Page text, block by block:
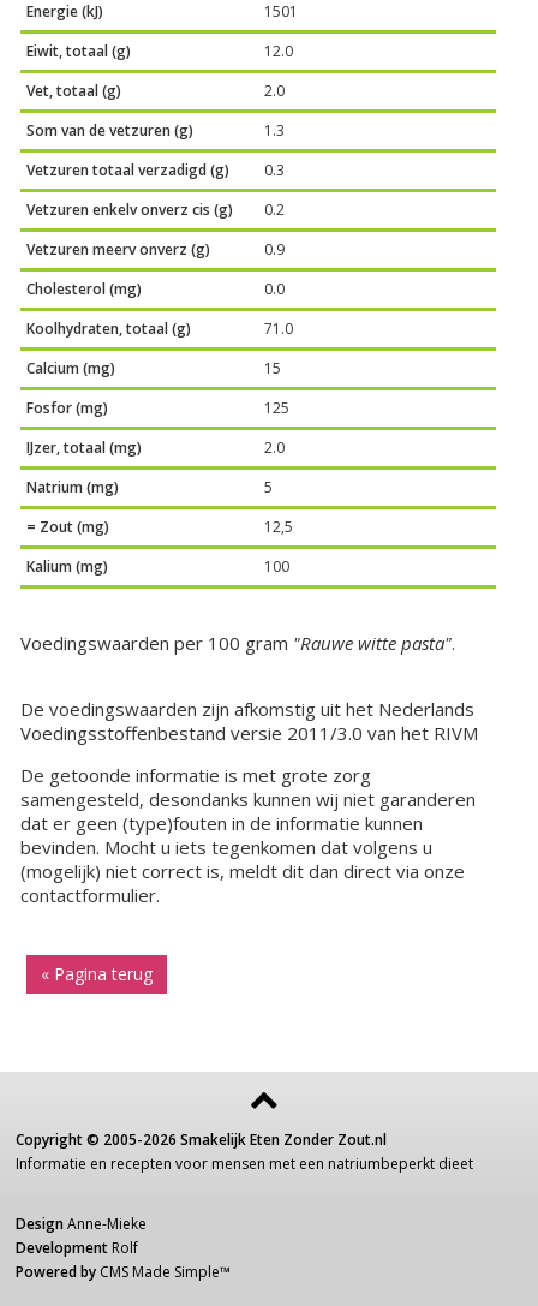
Energie (kJ)
1501
Eiwit, totaal (g)
12.0
Vet, totaal (g)
2.0
Som van de vetzuren (g)
1.3
Vetzuren totaal verzadigd (g)
0.3
Vetzuren enkelv onverz cis (g)
0.2
Vetzuren meerv onverz (g)
0.9
Cholesterol (mg)
0.0
Koolhydraten, totaal (g)
71.0
Calcium (mg)
15
Fosfor (mg)
125
IJzer, totaal (mg)
2.0
Natrium (mg)
5
= Zout (mg)
12,5
Kalium (mg)
100
Voedingswaarden per 100 gram "Rauwe witte pasta".
De voedingswaarden zijn afkomstig uit het Nederlands
Voedingsstoffenbestand versie 2011/3.0 van het RIVM
De getoonde informatie is met grote zorg
samengesteld, desondanks kunnen wij niet garanderen
dat er geen (type)fouten in de informatie kunnen
bevinden. Mocht u iets tegenkomen dat volgens u
(mogelijk) niet correct is, meldt dit dan direct via onze
contactformulier.
« Pagina terug
Copyright © 2005-2026 Smakelijk Eten Zonder Zout.nl
Informatie en recepten voor mensen met een natriumbeperkt dieet
Design Anne-Mieke
Development Rolf
Powered by CMS Made Simple™